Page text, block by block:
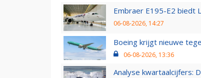
Embraer E195-E2 biedt
06-08-2026, 14:27
Boeing krijgt nieuwe
06-08-2026, 13:36
Analyse kwartaalcijfers: